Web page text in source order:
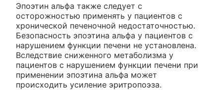
Эпоэтин альфа также следует с
осторожностью применять у пациентов с
хронической печеночной недостаточностью.
Безопасность эпоэтина альфа у пациентов с
нарушением функции печени не установлена.
Вследствие сниженного метаболизма у
пациентов с нарушением функции печени при
применении эпоэтина альфа может
происходить усиление эритропоэза.